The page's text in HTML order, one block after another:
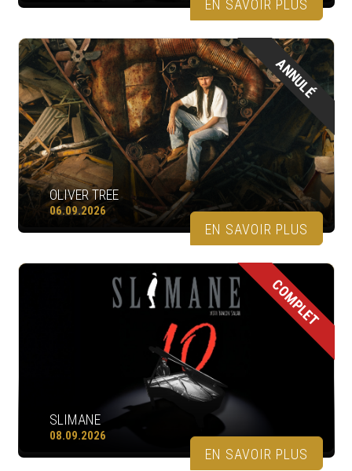
EN SAVOIR PLUS
ANNULÉ
OLIVER TREE
06.09.2026
EN SAVOIR PLUS
COMPLET
SLIMANE
08.09.2026
EN SAVOIR PLUS